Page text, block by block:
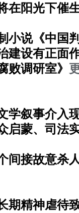
在阳光下催
小说《中国
建设有正面
败调研室》
学叙事介入
启蒙、司法
间接故意杀
期精神虐待